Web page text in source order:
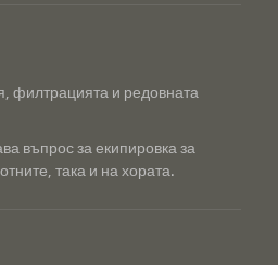
филтрацията и редовната
въпрос за екипировка за
така и на хората.